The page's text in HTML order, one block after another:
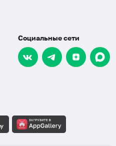
Социальные сети